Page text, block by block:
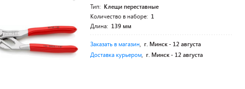
Тип: Клещи переставные
Количество в наборе: 1
Длина: 139 мм
Заказать в магазин г. Минск - 12 августа
Доставка курьером г. Минск - 12 августа